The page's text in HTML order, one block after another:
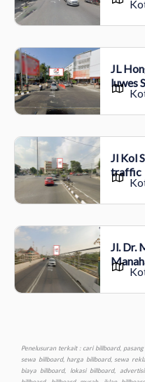
JL
luwes
Jl Kol
traffic
Jl. Dr.
Penelusuran terkait : cari billboard, pasang billboard. pasang iklan, beli billboard, buat billboard, sewa billboard, harga billboard, sewa reklame, beli reklame, harga reklame, sewa iklan, iklan, biaya billboard, lokasi billboard, advertising billboard, cetak billboard, titik billboard, video billboard, billboard murah, iklan billboard, led billboard, perusahaan billboard, pembuatan billboard, reklame billboard, pajak billboard, tarif billboard, vendor billboard, sewa billboard murah aceh kota banda aceh, sewa billboard murah bali kota denpasar, sewa billboard murah banten kota serang, sewa billboard murah bengkulu kota bengkulu, sewa billboard murah gorontalo kota gorontalo, sewa billboard murah jakarta dki jakarta, sewa billboard murah jambi kota jambi, sewa billboard murah jawa barat kota bandung, sewa billboard murah jawa tengah kota semarang, sewa billboard murah jawa timur kota surabaya, sewa billboard murah kalimantan barat kota pontianak, sewa billboard murah kalimantan selatan kota banjarmasin, sewa billboard murah kalimantan tengah kota palangkaraya, sewa billboard murah kalimantan timur kota samarinda, sewa billboard murah kalimantan utara kota tanjungselor, sewa billboard murah kepulauan bangka belitung kota pangkalpinang, sewa billboard murah kepulauan riau kota tanjung pinang, sewa billboard murah lampung kota bandar lampung, sewa billboard murah maluku kota ambon, sewa billboard murah maluku utara kota sofifi ternate, sewa billboard murah nusa tenggara barat kota mataram, sewa billboard murah nusa tenggara timur kota kupang, sewa billboard murah papua kota jayapura, sewa billboard murah papua barat kota manokwari, sewa billboard murah riau kota pekanbaru, sewa billboard murah sulawesi barat kota mamuju, sewa billboard murah sulawesi selatan kota makassar, sewa billboard murah sulawesi tengah kota palu, sewa billboard murah sulawesi tenggara kota kendari, sewa billboard murah sulawesi utara kota manado, sewa billboard murah sumatera barat kota padang, sewa billboard murah sumatera selatan kota palembang, sewa billboard murah sumatera utara kota medan, sewa billboard murah yogyakarta kota yogyakarta, sewa baliho murah aceh kota banda aceh, sewa baliho murah bali kota denpasar, sewa baliho murah banten kota serang, sewa baliho murah bengkulu kota bengkulu, sewa baliho murah gorontalo kota gorontalo, sewa baliho murah jakarta dki jakarta, sewa baliho murah jambi kota jambi, sewa baliho murah jawa barat kota bandung, sewa baliho murah jawa tengah kota semarang, sewa baliho murah jawa timur kota surabaya, sewa baliho murah kalimantan barat kota pontianak, sewa baliho murah kalimantan selatan kota banjarmasin, sewa baliho murah, kalimantan tengah kota palangkaraya, sewa baliho murah kalimantan timur kota samarinda, sewa baliho murah kalimantan utara kota tanjungselor, sewa baliho murah kepulauan bangka belitung kota pangkalpinang, sewa murah baliho kepulauan riau kota tanjung pinang, sewa baliho murah lampung kota bandar lampung, sewa baliho murah maluku kota ambon, sewa baliho murah maluku utara kota sofifi ternate, sewa baliho murah nusa tenggara barat kota mataram, sewa baliho murah nusa tenggara timur kota kupang, sewa baliho murah papua kota jayapura, sewa baliho murah papua barat kota manokwari, sewa baliho murah riau kota pekanbaru, sewa baliho murah sulawesi barat kota mamuju, sewa baliho murah sulawesi selatan kota makassar, sewa baliho murah sulawesi tengah kota palu, sewa baliho murah sulawesi tenggara kota kendari, sewa baliho murah sulawesi utara kota manado, sewa baliho murah sumatera barat kota padang, sewa baliho murah sumatera selatan kota palembang, sewa baliho murah sumatera utara kota medan, sewa baliho murah yogyakarta kota yogyakarta, sewa videotron murah aceh kota banda aceh, sewa videotron murah bali kota denpasar, sewa videotron murah banten kota serang, sewa videotron murah bengkulu kota bengkulu, sewa videotron murah gorontalo kota gorontalo, sewa videotron murah jakarta dki jakarta, sewa videotron murah jambi kota jambi, sewa videotron murah jawa barat kota bandung, sewa videotron murah jawa tengah kota semarang, sewa videotron murah jawa timur kota surabaya, sewa videotron murah kalimantan barat kota pontianak, sewa videotron murah kalimantan selatan kota banjarmasin, sewa videotron murah kalimantan tengah kota palangkaraya, sewa videotron murah kalimantan timur kota samarinda, sewa videotron